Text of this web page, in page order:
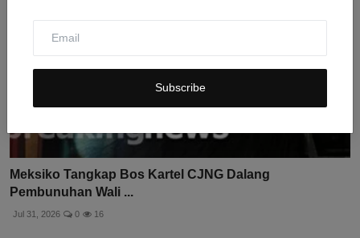
Subscribe
Meksiko Tangkap Bos Kartel CJNG Dalang
Pembunuhan Wali ...
Jul 31, 2026 0 16